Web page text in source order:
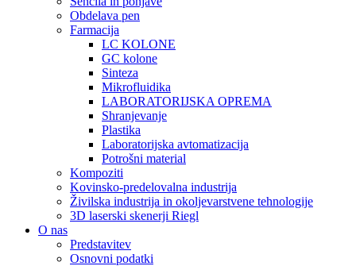
Obdelava pen
Farmacija
LC KOLONE
GC kolone
Sinteza
Mikrofluidika
LABORATORIJSKA OPREMA
Shranjevanje
Plastika
Laboratorijska avtomatizacija
Potrošni material
Kompoziti
Kovinsko-predelovalna industrija
Živilska industrija in okoljevarstvene tehnologije
3D laserski skenerji Riegl
O nas
Predstavitev
Osnovni podatki